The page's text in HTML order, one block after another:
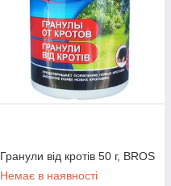
Гранули від кротів 50 г, BROS
Немає в наявності